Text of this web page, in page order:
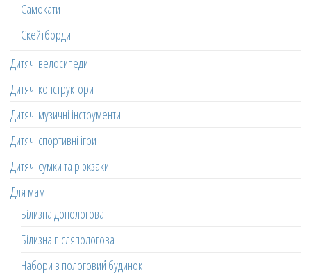
Самокати
Скейтборди
Дитячі велосипеди
Дитячі конструктори
Дитячі музичні інструменти
Дитячі спортивні ігри
Дитячі сумки та рюкзаки
Для мам
Білизна допологова
Білизна післяпологова
Набори в пологовий будинок